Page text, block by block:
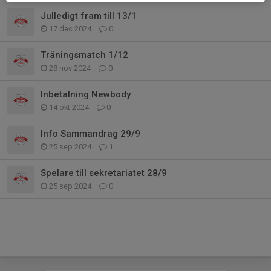
Julledigt fram till 13/1
17 dec 2024 0
Träningsmatch 1/12
28 nov 2024 0
Inbetalning Newbody
14 okt 2024 0
Info Sammandrag 29/9
25 sep 2024 1
Spelare till sekretariatet 28/9
25 sep 2024 0